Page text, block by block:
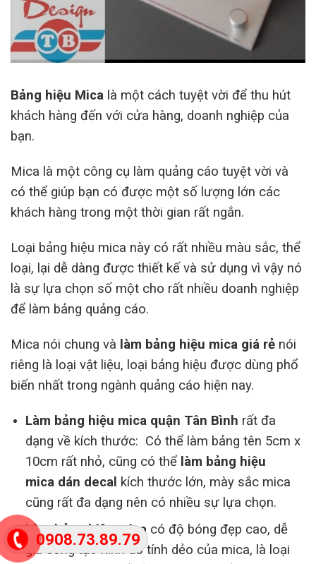
0908.73.89.79
Bảng hiệu Mica là một cách tuyệt vời để thu hút
khách hàng đến với cửa hàng, doanh nghiệp của
bạn.
Mica là một công cụ làm quảng cáo tuyệt vời và
có thể giúp bạn có được một số lượng lớn các
khách hàng trong một thời gian rất ngắn.
Loại bảng hiệu mica này có rất nhiều màu sắc, thể
loại, lại dễ dàng được thiết kế và sử dụng vì vậy nó
là sự lựa chọn số một cho rất nhiều doanh nghiệp
để làm bảng quảng cáo.
Mica nói chung và làm bảng hiệu mica giá rẻ nói
riêng là loại vật liệu, loại bảng hiệu được dùng phổ
biến nhất trong ngành quảng cáo hiện nay.
Làm bảng hiệu mica quận Tân Bình rất đa
dạng về kích thước: Có thể làm bảng tên 5cm x
10cm rất nhỏ, cũng có thể làm bảng hiệu
mica dán decal kích thước lớn, mày sắc mica
cũng rất đa dạng nên có nhiều sự lựa chọn.
Làm bảng hiệu micacó độ bóng đẹp cao, dễ
gia công tạo hình do tính dẻo của mica, là loại